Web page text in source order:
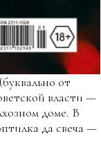
от
власти —
доме. В
да свеча —